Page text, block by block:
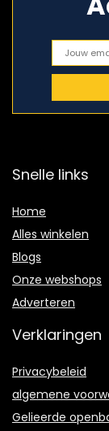
Snelle links
Home
Alles winkelen
Blogs
Onze webshops
Adverteren
Verklaringen
Privacybeleid
algemene
Gelieerde